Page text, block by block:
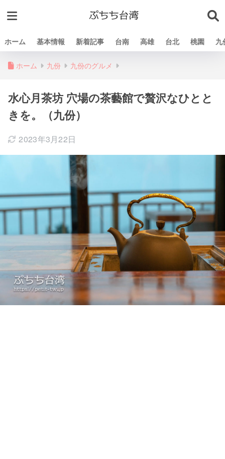
ホーム 基本情報 新着記事 台南 高雄 台北 桃園 九
ホーム 九份 九份のグルメ
水心月茶坊 穴場の茶藝館で贅沢なひとと
きを。（九份）
2023年3月22日